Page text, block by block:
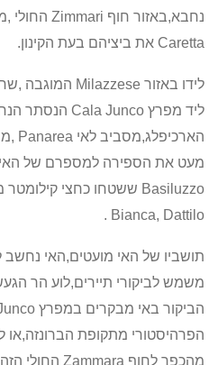
נחבא,באזור חוף Zimmari החולי
Caretta את ביציהם בעת הקינון.
לידו באזור Milazzese המוגבה
ליד מפרץ Cala Junco הנסתר
הארכיפלג,מסביב לאי Panarea
מעט את הספירה למספרם של
Basiluzzo ששטחו כחצי קילומטר
Bianca, Dattilo
.
תושביו של האי מועטים,האי
משמש לביקורי תיירים,לוע הר
הביקור באי מבקרים במפרץ
הפרהיסטורי מתקופת
מהכפר לחוף Zammara החולי